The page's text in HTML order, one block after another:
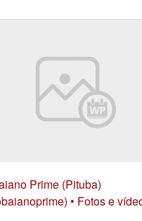
Prime (Pituba)
• Fotos e